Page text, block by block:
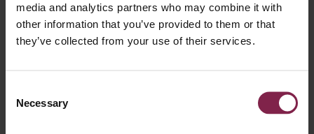
media and analytics partners who may combine it with
other information that you’ve provided to them or that
they’ve collected from your use of their services.
Selection
Necessary
Congrès Xpatient : expériences
et participation des patients